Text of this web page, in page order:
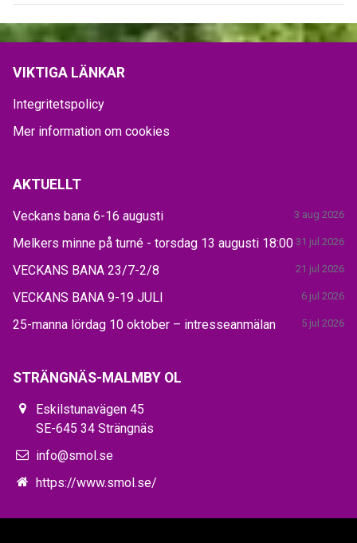
VIKTIGA LÄNKAR
Integritetspolicy
Mer information om cookies
AKTUELLT
Veckans bana 6-16 augusti 3 aug 2026
Melkers minne på turné - torsdag 13 augusti 18:00 31 jul 2026
VECKANS BANA 23/7-2/8 21 jul 2026
VECKANS BANA 9-19 JULI 6 jul 2026
25-manna lördag 10 oktober – intresseanmälan 5 jul 2026
STRÄNGNÄS-MALMBY OL
Eskilstunavägen 45
SE-645 34 Strängnäs
info@smol.se
https://www.smol.se/